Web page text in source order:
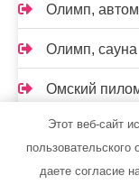
Олимп,
Олимп, сауна
Омский
Оскар,
Этот веб-сайт
даете согласие